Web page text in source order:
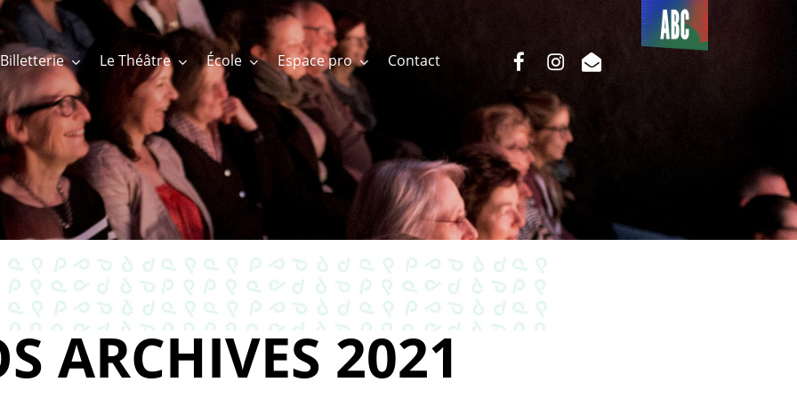
Billetterie Le Théâtre École Espace pro Contact
Du côté
de l’ABC
facebookinstagram
email
ARCHIVES 2021